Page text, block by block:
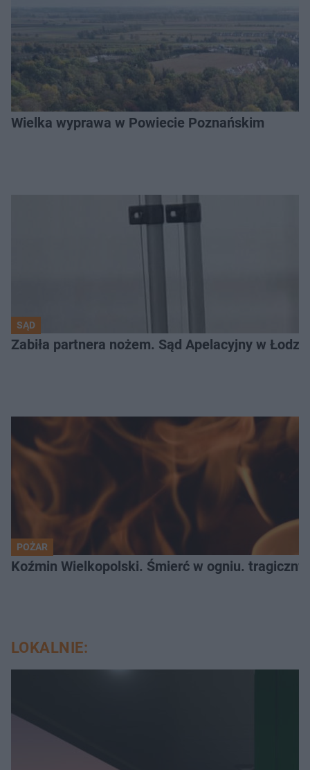
Wielka wyprawa w Powiecie Poznańskim
SĄD
Zabiła partnera nożem. Sąd Apelacyjny w Łodzi
POŻAR
Koźmin Wielkopolski. Śmierć w ogniu. tragiczny
LOKALNIE: